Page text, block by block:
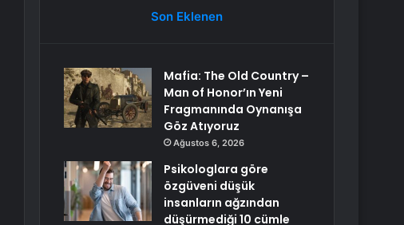
Son Eklenen
Mafia: The Old Country –
Man of Honor’ın Yeni
Fragmanında Oynanışa
Göz Atıyoruz
Ağustos 6, 2026
Psikologlara göre
özgüveni düşük
insanların ağzından
düşürmediği 10 cümle